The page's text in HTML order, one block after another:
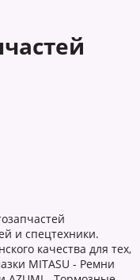
и спецтехники.
качества для тех,
MITASU - Ремни